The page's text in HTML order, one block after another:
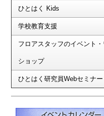
ひとはく Kids
学校教育支援
フロアスタッフのイベント・
ショップ
ひとはく研究員Webセミナー